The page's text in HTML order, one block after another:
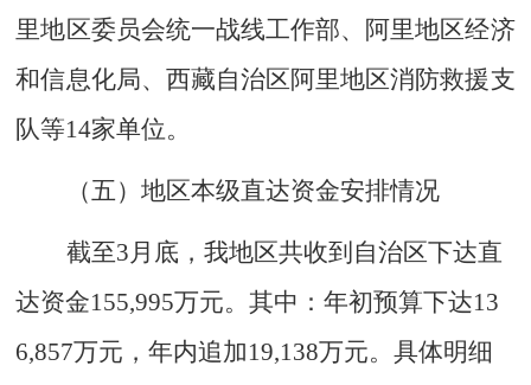
里地区委员会统一战线工作部、阿里地区经济
和信息化局、西藏自治区阿里地区消防救援支
队等14家单位。
（五）地区本级直达资金安排情况
截至3 月底，我地区共收到自治区下达直
达资金155,995万元。其中：年初预算下达13
6,857万元，年内追加19,138万元。具体明细